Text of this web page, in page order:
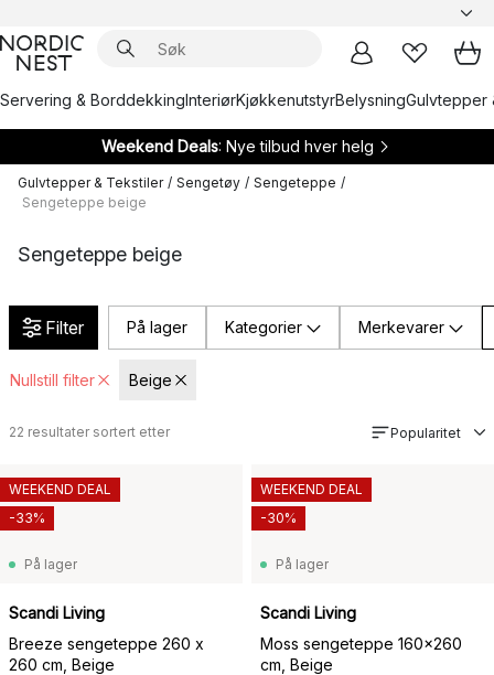
Servering & BorddekkingInteriørKjøkkenutstyrBelysningGulvtepper
Weekend Deals: Nye tilbud hver helg
Gulvtepper & Tekstiler / Sengetøy / Sengeteppe /
Sengeteppe beige
Sengeteppe beige
Filter På lager Kategorier Merkevarer
Nullstill filter Beige
22 resultater sortert etter Popularitet
På lager
Scandi Living
Breeze sengeteppe 260 x
260 cm, Beige
WEEKEND DEAL
-33%
På lager
Scandi Living
Moss sengeteppe 160x260
cm, Beige
WEEKEND DEAL
-30%